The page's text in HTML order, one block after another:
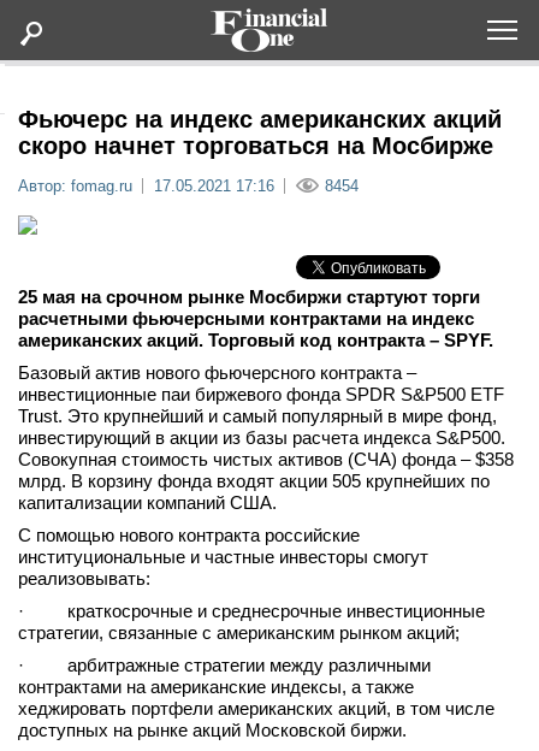
Статьи
Lifestyle
Мероприятия
Новости
Интервью
вконтакте
телеграм
Стать автором
Вход
Фьючерс на индекс американских акций
скоро начнет торговаться на Мосбирже
Автор: fomag.ru 17.05.2021 17:16 8454
25 мая на срочном рынке Мосбиржи стартуют торги
расчетными фьючерсными контрактами на индекс
американских акций. Торговый код контракта – SPYF.
Базовый актив нового фьючерсного контракта –
инвестиционные паи биржевого фонда SPDR S&P500 ETF
Trust. Это крупнейший и самый популярный в мире фонд,
инвестирующий в акции из базы расчета индекса S&P500.
Совокупная стоимость чистых активов (СЧА) фонда – $358
млрд. В корзину фонда входят акции 505 крупнейших по
капитализации компаний США.
С помощью нового контракта российские
институциональные и частные инвесторы смогут
реализовывать:
· краткосрочные и среднесрочные инвестиционные
стратегии, связанные с американским рынком акций;
· арбитражные стратегии между различными
контрактами на американские индексы, а также
хеджировать портфели американских акций, в том числе
доступных на рынке акций Московской биржи.